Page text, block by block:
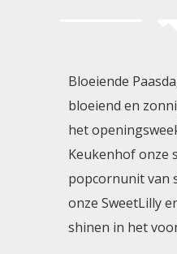
Bloeiende
bloeiend en
het
Keukenhof onze
popcornunit van
onze SweetLilly
shinen in het